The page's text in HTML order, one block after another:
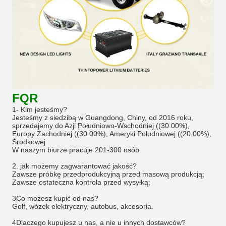
FQR
1- Kim jesteśmy?
Jesteśmy z siedzibą w Guangdong, Chiny, od 2016 roku,
sprzedajemy do Azji Południowo-Wschodniej ((30.00%),
Europy Zachodniej ((30.00%), Ameryki Południowej ((20.00%),
Środkowej
W naszym biurze pracuje 201-300 osób.
2. jak możemy zagwarantować jakość?
Zawsze próbkę przedprodukcyjną przed masową produkcją;
Zawsze ostateczna kontrola przed wysyłką;
3Co możesz kupić od nas?
Golf, wózek elektryczny, autobus, akcesoria.
4Dlaczego kupujesz u nas, a nie u innych dostawców?